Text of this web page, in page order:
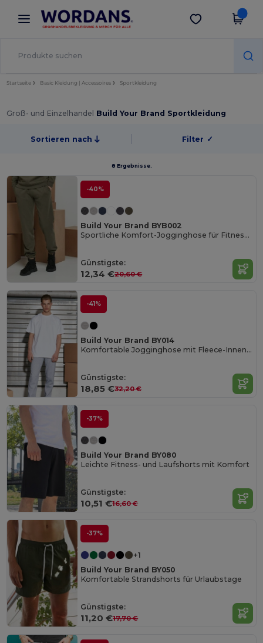
× Wordans App
Bessere Preise in der App!
App holen
Startseite Basic Kleidung | Accessoires Sportkleidung
Groß- und Einzelhandel Build Your Brand Sportkleidung
Sortieren nach Filter ✓
8 Ergebnisse.
-40%
Build Your Brand BYB002
Sportliche Komfort-Jogginghose für Fitness und Laufen
Günstigste:
12,34 €20,60 €
-41%
Build Your Brand BY014
Komfortable Jogginghose mit Fleece-Innenfutter
Günstigste:
18,85 €32,20 €
-37%
Build Your Brand BY080
Leichte Fitness- und Laufshorts mit Komfort
Günstigste:
10,51 €16,60 €
-37%
+1
Build Your Brand BY050
Komfortable Strandshorts für Urlaubstage
Günstigste:
11,20 €17,70 €